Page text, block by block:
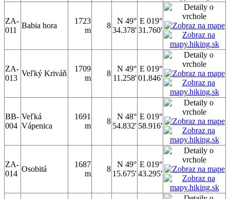
ZA-
011
Babia hora
1723
m
8
N 49°
34.378'
E 019°
31.760'
ZA-
013
Veľký Kriváň
1709
m
8
N 49°
11.258'
E 019°
01.846'
BB-
004
Veľká
Vápenica
1691
m
8
N 48°
54.832'
E 019°
58.916'
ZA-
014
Osobitá
1687
m
8
N 49°
15.675'
E 019°
43.295'